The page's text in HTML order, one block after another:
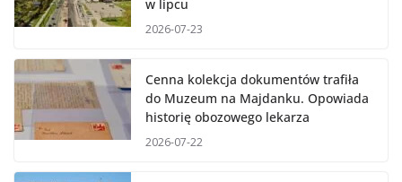
w lipcu
2026-07-23
Cenna kolekcja dokumentów trafiła
do Muzeum na Majdanku. Opowiada
historię obozowego lekarza
2026-07-22